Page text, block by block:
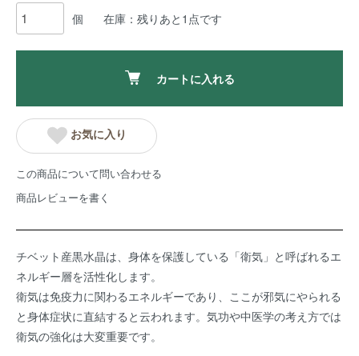
個 在庫：残りあと1点です
カートに入れる
お気に入り
この商品について問い合わせる
商品レビューを書く
チベット産黒水晶は、身体を保護している「衛気」と呼ばれるエ
ネルギー層を活性化します。
衛気は免疫力に関わるエネルギーであり、ここが邪気にやられる
と身体症状に直結すると云われます。気功や中医学の考え方では
衛気の強化は大変重要です。